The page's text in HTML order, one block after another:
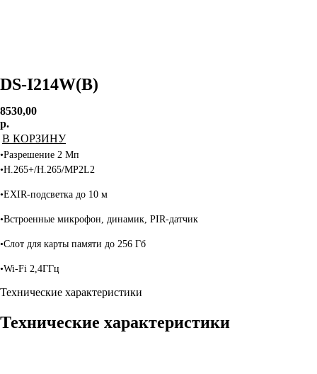
DS-I214W(B)
8530,00
р.
В КОРЗИНУ
•Разрешение 2 Мп
•H.265+/H.265/MP2L2
•EXIR-подсветка до 10 м
•Встроенные микрофон, динамик, PIR-датчик
•Слот для карты памяти до 256 Гб
•Wi-Fi 2,4ГГц
Технические характеристики
Технические характеристики